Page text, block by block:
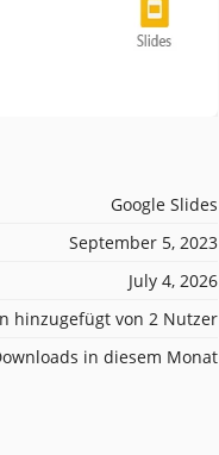
Google Slides
September 5, 2023
July 4, 2026
hinzugefügt von 2 Nutzer
in diesem Monat